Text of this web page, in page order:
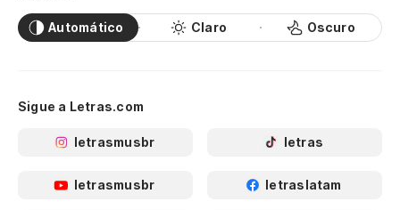
Automático Claro Oscuro
Sigue a Letras.com
letrasmusbr letras
letrasmusbr letraslatam